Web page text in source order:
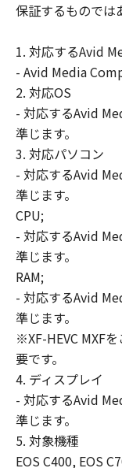
保証するものでは
1. 対応するAvid
- Avid Media
2. 対応OS
- 対応するAvid
準じます。
3. 対応パソコン
- 対応するAvid
準じます。
CPU;
- 対応するAvid
準じます。
RAM;
- 対応するAvid
準じます。
※XF-HEVC MXF
要です。
4. ディスプレイ
- 対応するAvid
準じます。
5. 対象機種
EOS C400, EOS